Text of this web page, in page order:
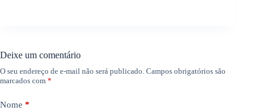
Deixe um comentário
O seu endereço de e-mail não será publicado. Campos obrigatórios são
marcados com *
Nome *